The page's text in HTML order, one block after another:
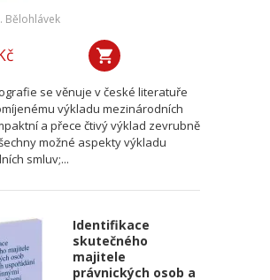
Bělohlávek
se věnuje v české literatuře
výkladu mezinárodních
a přece čtivý výklad zevrubně
možné aspekty výkladu
smluv;...
Identifikace
skutečného
majitele
právnických osob a